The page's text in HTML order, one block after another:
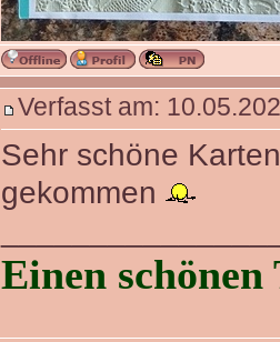
Verfasst am:
Sehr schöne
gekommen
Einen